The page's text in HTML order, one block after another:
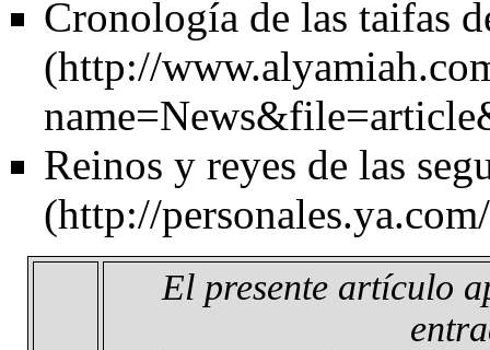
Cronología de las taifas
Reinos y reyes de las
El presente artículo